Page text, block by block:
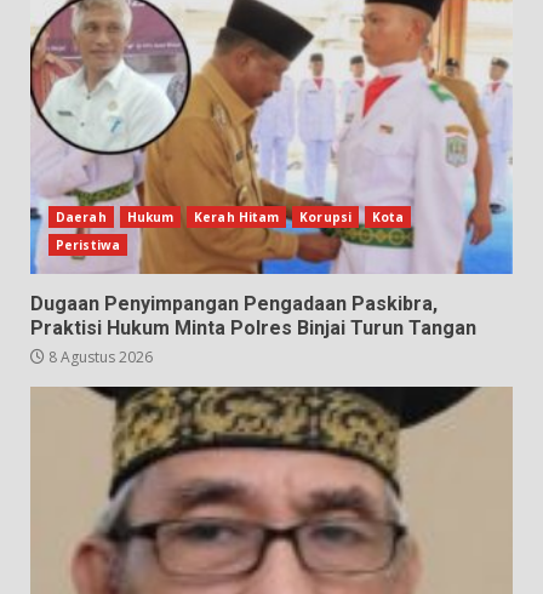
Daerah Hukum Kerah Hitam Korupsi
Kota
Peristiwa
Dugaan Penyimpangan Pengadaan Paskibra,
Praktisi Hukum Minta Polres Binjai Turun Tangan
8 Agustus 2026